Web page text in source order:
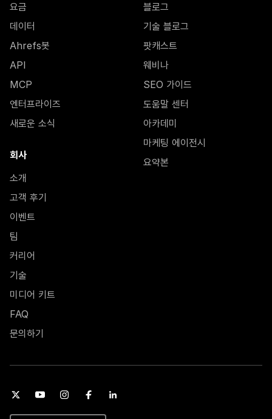
요금
데이터
Ahrefs봇
API
MCP
엔터프라이즈
새로운 소식
회사
소개
고객 후기
이벤트
팀
커리어
기술
미디어 키트
FAQ
문의하기
블로그
기술 블로그
팟캐스트
웨비나
SEO 가이드
도움말 센터
아카데미
마케팅 에이전시
요약본